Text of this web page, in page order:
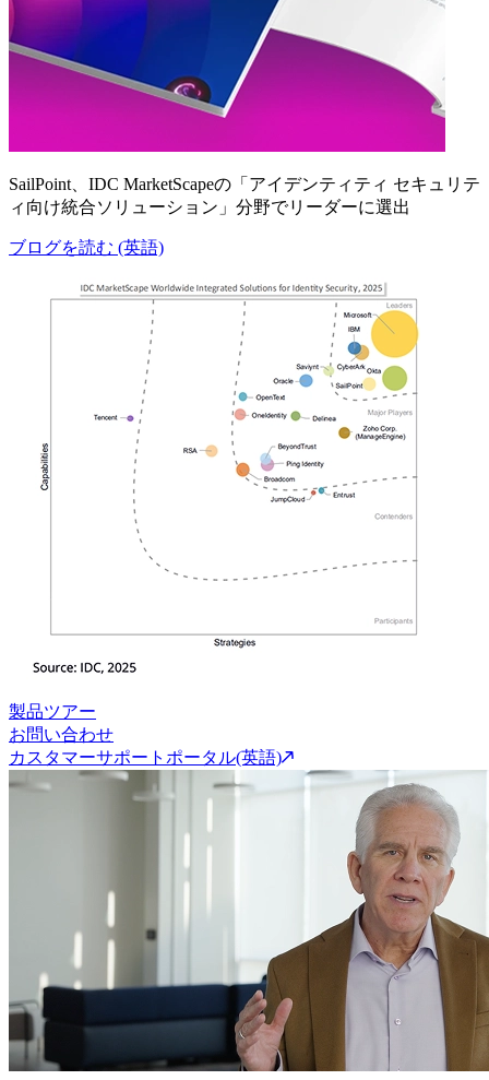
SailPoint、IDC MarketScapeの「アイデンティティ セキュリテ
ィ向け統合ソリューション」分野でリーダーに選出
ブログを読む (英語)
製品ツアー
お問い合わせ
カスタマーサポートポータル(英語)